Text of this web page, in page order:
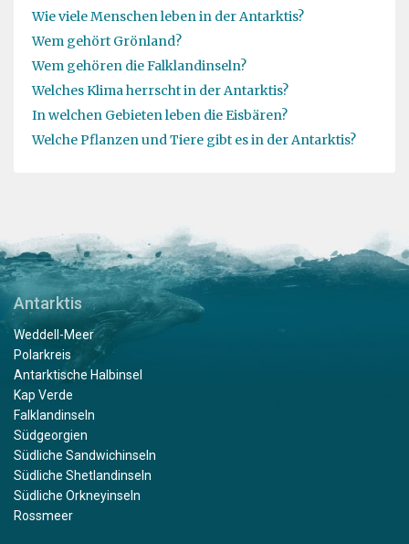
Wie viele Menschen leben in der Antarktis?
Wem gehört Grönland?
Wem gehören die Falklandinseln?
Welches Klima herrscht in der Antarktis?
In welchen Gebieten leben die Eisbären?
Welche Pflanzen und Tiere gibt es in der Antarktis?
Antarktis
Weddell-Meer
Polarkreis
Antarktische Halbinsel
Kap Verde
Falklandinseln
Südgeorgien
Südliche Sandwichinseln
Südliche Shetlandinseln
Südliche Orkneyinseln
Rossmeer